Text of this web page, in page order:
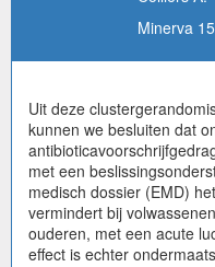
Minerva
Uit deze
kunnen we besluiten dat
met een
medisch dossier (EMD)
vermindert bij
ouderen, met een acute
effect is echter